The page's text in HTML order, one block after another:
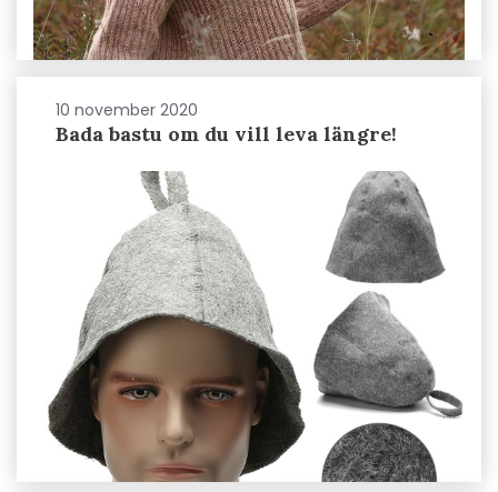
10 november 2020
Bada bastu om du vill leva längre!